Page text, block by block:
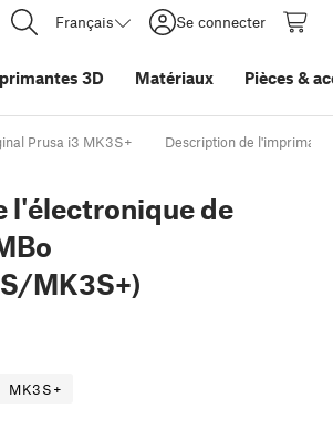
Français Se connecter
3D Matériaux Pièces &
Prusa i3 MK3S+ Description de
l'électronique de
MK3S+)
MK3S+